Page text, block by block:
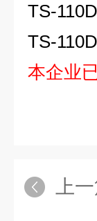
TS-
TS-
本企业
上